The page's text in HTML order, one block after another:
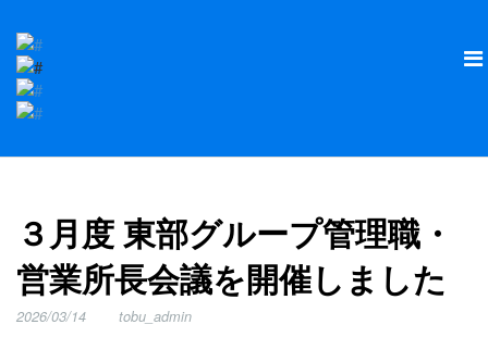
３月度 東部グループ管理職・
営業所長会議を開催しました
2026/03/14 tobu_admin